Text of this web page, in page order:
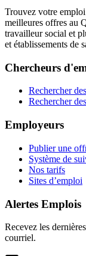
Trouvez votre
meilleures offres au
travailleur social et
et établissements de
Chercheurs
Rechercher
Rechercher
Employeurs
Publier une
Système de
Nos tarifs
Sites d’emploi
Alertes Emplois
Recevez les
courriel.